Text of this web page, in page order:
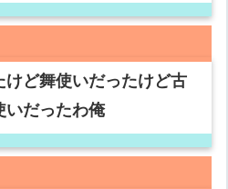
けど舞使いだったけど古
いだったわ俺